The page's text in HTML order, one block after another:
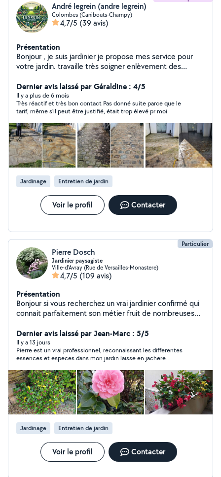
André legrein (andre legrein)
Colombes (Canibouts-Champy)
4,7/5 (39 avis)
Présentation
Bonjour , je suis jardinier je propose mes service pour
votre jardin. travaille très soigner enlèvement des
abatage tonte de plouse creation etc. N'hesitez pas a
me contacter par telephone
Dernier avis laissé par Géraldine : 4/5
Il y a plus de 6 mois
Très réactif et très bon contact Pas donné suite parce que le
tarif, même s’il peut être justifié, était trop élevé pr moi
Jardinage Entretien de jardin
Voir le profil Contacter
Particulier
Pierre Dosch
Jardinier paysagiste
Ville-d'Avray (Rue de Versailles-Monastere)
4,7/5 (109 avis)
Présentation
Bonjour si vous recherchez un vrai jardinier confirmé qui
connait parfaitement son métier fruit de nombreuses
votre jardin sera entre de bonnes mains dispose tout
matériel performant disponible 7 jours sur 7 travail
soigné et sécurisé très sérieuse référence certifié devis
et déplacements entièrement gratuit sans aucun
engagement de votre part pratique prix très raisonnable
accepte CESU et tickets CESU (50 % déductible de vos
impôts) à très bientôt pour un beau jardin cordialement
pierre Laurent jardinier paysagiste de métier.
Dernier avis laissé par Jean-Marc : 5/5
Il y a 13 jours
Pierre est un vrai professionnel, reconnaissant les differentes
essences et especes dans mon jardin laisse en jachere
Pierre est tres ponctuel, pour ne rien gacher. Une tres belle
rencontre qui m'incite a demander a Pierre de s'occuper
trimestriellement de mon jardin. Merci encore
Jardinage Entretien de jardin
Voir le profil Contacter